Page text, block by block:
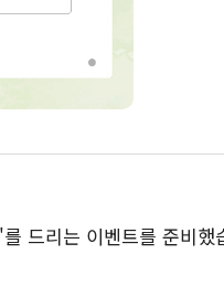
드리는 이벤트를 준비했